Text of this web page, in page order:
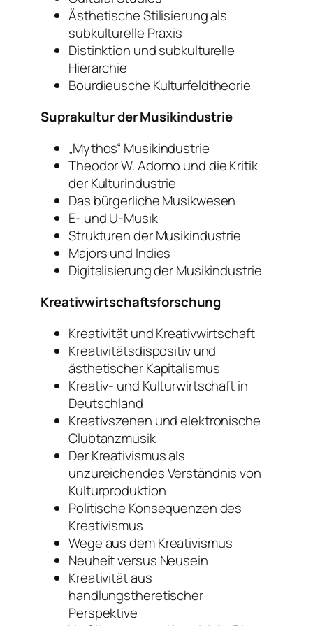
Ästhetische Stilisierung als
subkulturelle Praxis
Distinktion und subkulturelle
Hierarchie
Bourdieusche Kulturfeldtheorie
Suprakultur der Musikindustrie
„Mythos“ Musikindustrie
Theodor W. Adorno und die Kritik
der Kulturindustrie
Das bürgerliche Musikwesen
E- und U-Musik
Strukturen der Musikindustrie
Majors und Indies
Digitalisierung der Musikindustrie
Kreativwirtschaftsforschung
Kreativität und Kreativwirtschaft
Kreativitätsdispositiv und
ästhetischer Kapitalismus
Kreativ- und Kulturwirtschaft in
Deutschland
Kreativszenen und elektronische
Clubtanzmusik
Der Kreativismus als
unzureichendes Verständnis von
Kulturproduktion
Politische Konsequenzen des
Kreativismus
Wege aus dem Kreativismus
Neuheit versus Neusein
Kreativität aus
handlungstheretischer
Perspektive